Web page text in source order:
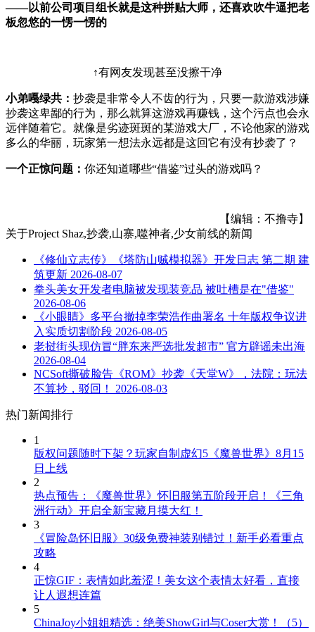
——以前公司项目组长就是这种拼贴大师，还喜欢吹牛逼把老
板忽悠的一愣一愣的
↑有网友发现甚至没擦干净
小弟嘠绿共： 抄袭是非常令人不齿的行为，只要一款游戏涉嫌
抄袭这卑鄙的行为，那么就算这游戏再赚钱，这个污点也会永
远伴随着它。就像是劣迹斑斑的某游戏大厂，不论他家的游戏
多么的华丽，玩家第一想法永远都是这回它有没有抄袭了？
一个正惊问题： 你还知道哪些“借鉴”过头的游戏吗？
【编辑：不撸寺】
关于Project Shaz,抄袭,山寨,噬神者,少女前线的新闻
《修仙立志传》《塔防山贼模拟器》开发日志 第二期 建
筑更新 2026-08-07
拳头美女开发者电脑被发现装竞品 被吐槽是在"借鉴"
2026-08-06
《小眼睛》多平台撤掉李荣浩作曲署名 十年版权争议进
入实质切割阶段 2026-08-05
老挝街头现仿冒“胖东来严选批发超市” 官方辟谣未出海
2026-08-04
NCSoft撕破脸告《ROM》抄袭《天堂W》，法院：玩法
不算抄，驳回！
2026-08-03
热门新闻排行
1
版权问题随时下架？玩家自制虚幻5《魔兽世界》8月15
日上线
2
热点预告：《魔兽世界》怀旧服第五阶段开启！《三角
洲行动》开启全新宝藏月摸大红！
3
《冒险岛怀旧服》30级免费神装别错过！新手必看重点
攻略
4
正惊GIF：表情如此羞涩！美女这个表情太好看，直接
让人遐想连篇
5
ChinaJoy小姐姐精选：绝美ShowGirl与Coser大赏！（5）